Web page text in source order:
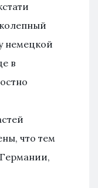
немецкой
в
что тем